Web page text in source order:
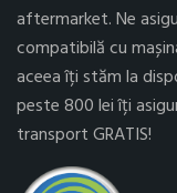
aftermarket. Ne
compatibilă cu
aceea îți stăm la
peste 800 lei îți
transport GRATIS!